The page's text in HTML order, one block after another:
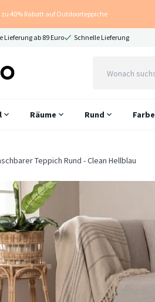
zu 40% Rabatt auf Outdoorteppiche
Lieferung ab 89 Euro Schnelle Lieferung
Räume Rund Farbe
Teppich Rund - Clean Hellblau